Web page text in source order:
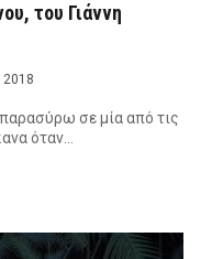
του Γιάννη
2018
σε μία από τις
όταν…